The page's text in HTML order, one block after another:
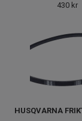
430 kr
HUSQVARNA